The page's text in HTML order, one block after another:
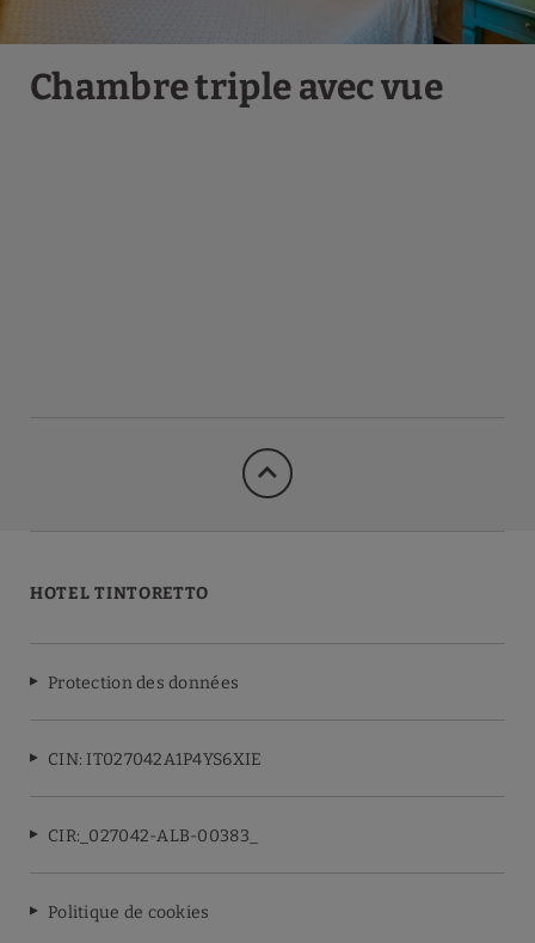
Chambre triple avec vue
HOTEL TINTORETTO
Protection des données
CIN: IT027042A1P4YS6XIE
CIR:_027042-ALB-00383_
Politique de cookies